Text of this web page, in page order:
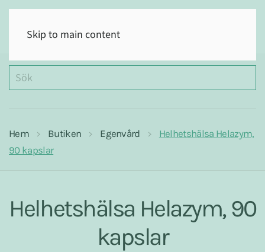
Skip to main content
Hem Butiken Egenvård
Helhetshälsa Helazym,
90 kapslar
Helhetshälsa Helazym, 90
kapslar